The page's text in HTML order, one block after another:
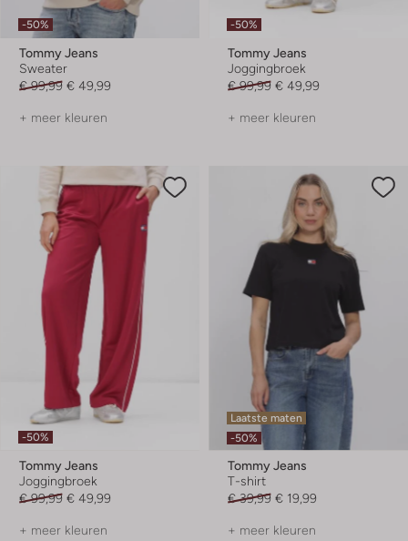
-50%
Tommy Jeans
Sweater
€ 99,99 € 49,99
+ meer kleuren
-50%
Tommy Jeans
Joggingbroek
€ 99,99 € 49,99
+ meer kleuren
-50%
Tommy Jeans
Joggingbroek
€ 99,99 € 49,99
+ meer kleuren
Laatste maten
-50%
Tommy Jeans
T-shirt
€ 39,99 € 19,99
+ meer kleuren